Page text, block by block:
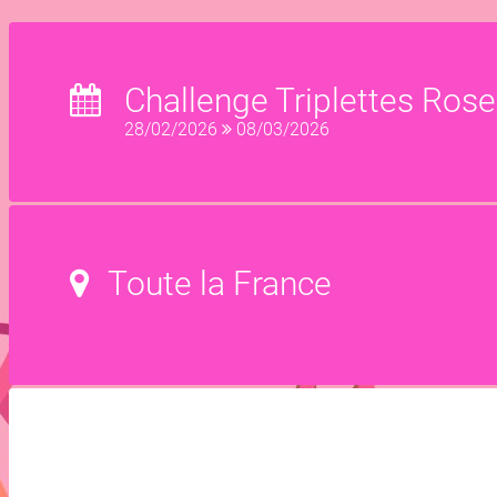
Challenge Triplettes
28/02/2026 08/03/2026
Toute la France